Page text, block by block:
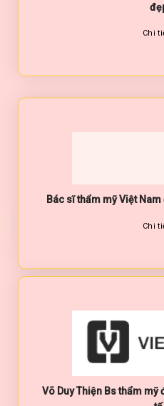
Chi
Bác sĩ thẩm mỹ Việt
Chi
Võ Duy Thiện Bs thẩm